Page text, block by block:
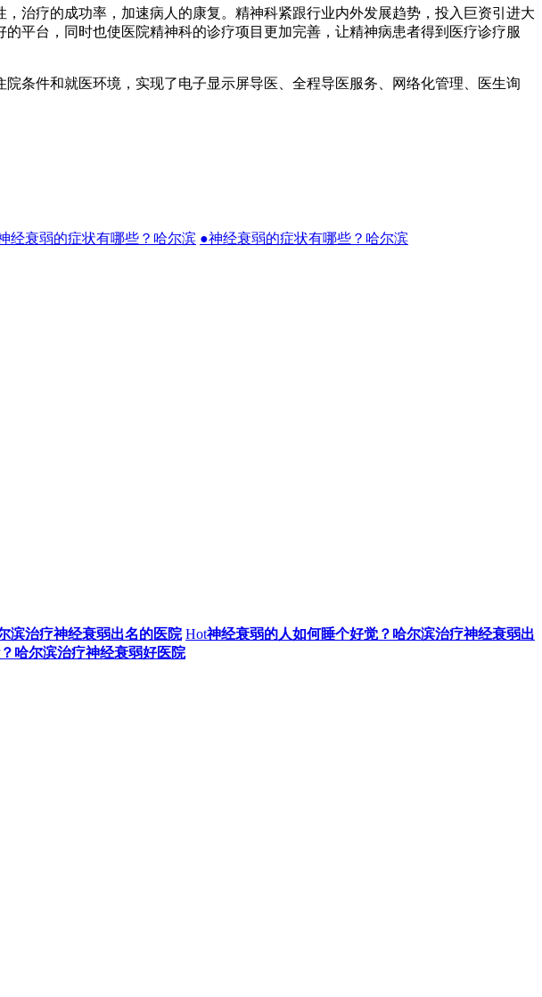
疗的成功率，加速病人的康复。精神科紧跟行业内外发展趋势，投入巨资引进大
平台，同时也使医院精神科的诊疗项目更加完善，让精神病患者得到医疗诊疗服
件和就医环境，实现了电子显示屏导医、全程导医服务、网络化管理、医生询
经衰弱的症状有哪些？哈尔滨 ●神经衰弱的症状有哪些？哈尔滨
滨治疗神经衰弱出名的医院 Hot神经衰弱的人如何睡个好觉？哈尔滨治疗神经衰弱出
哈尔滨治疗神经衰弱好医院